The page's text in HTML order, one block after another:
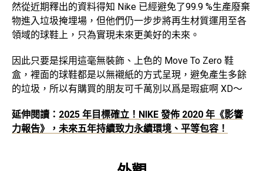
然從近期釋出的資料得知 Nike 已經避免了99.9 %生產廢棄
物進入垃圾掩埋場，但他們仍一步步將再生材質運用至各
領域的球鞋上，只為實現未來更美好的未來。
因此只要是採用這毫無裝飾、上色的 Move To Zero 鞋
盒，裡面的球鞋都是以無襯紙的方式呈現，避免產生多餘
的垃圾，所以有購買的朋友可千萬別以爲是瑕疵啊 XD～
延伸閱讀： 2025 年目標確立！NIKE 發佈 2020 年《影響
力報告》，未來五年持續致力永續環境、平等包容！